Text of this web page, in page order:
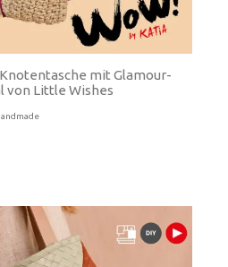
mit Glamour-
von Little Wishes